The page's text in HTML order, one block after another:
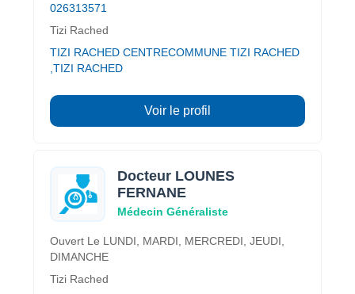
026313571
Tizi Rached
TIZI RACHED CENTRECOMMUNE TIZI RACHED
,TIZI RACHED
Voir le profil
Docteur LOUNES
FERNANE
Médecin Généraliste
Ouvert Le LUNDI, MARDI, MERCREDI, JEUDI,
DIMANCHE
Tizi Rached